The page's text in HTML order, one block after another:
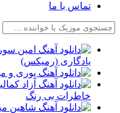
تماس با ما
یادگاری (رمیکس)
خاطرات بی رنگ